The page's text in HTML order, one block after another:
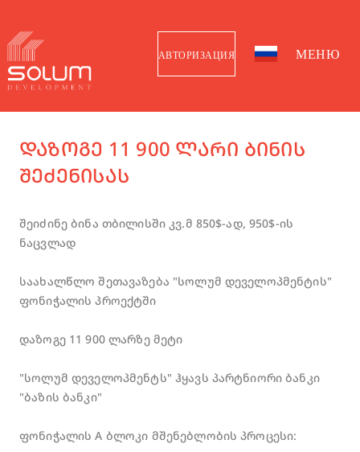
АВТОРИЗАЦИЯ МЕНЮ
ᲓᲐᲖᲝᲒᲔ 11 900 ᲚᲐᲠᲘ ᲑᲘᲜᲘᲡ
ᲨᲔᲫᲔᲜᲘᲡᲐᲡ
შეიძინე ბინა თბილისში კვ.მ 850$-ად, 950$-ის
ნაცვლად
საახალწლო შეთავაზება "სოლუმ დეველოპმენტის"
ფონიჭალის პროექტში
დაზოგე 11 900 ლარზე მეტი
"სოლუმ დეველოპმენტს" ჰყავს პარტნიორი ბანკი
"ბაზის ბანკი"
ფონიჭალის A ბლოკი მშენებლობის პროცესი: